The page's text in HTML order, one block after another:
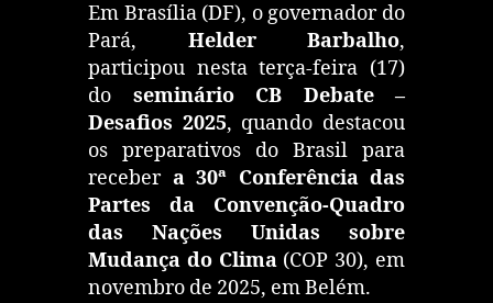
Em Brasília (DF), o governador do
Pará, Helder Barbalho,
participou nesta terça-feira (17)
do seminário CB Debate –
Desafios 2025, quando destacou
os preparativos do Brasil para
recebera 30ª Conferência das
Partes da Convenção-Quadro
das Nações Unidas sobre
Mudança do Clima(COP 30), em
novembro de 2025, em Belém.